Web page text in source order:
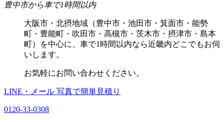
豊中市から車で1時間以内
大阪市・北摂地域（豊中市・池田市・箕面市・能勢
町・豊能町・吹田市・高槻市・茨木市・摂津市・島本
町）を中心に、車で1時間以内なら近畿内どこでもお伺
いします。
お気軽にお問い合わせください。
LINE・メール 写真で簡単見積り
0120-33-0308